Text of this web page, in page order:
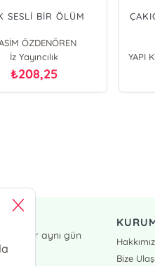
SESLİ BİR ÖLÜM
ÖZDENÖREN
İz Yayıncılık
₺208,25
YAPI
aynı gün
Bize